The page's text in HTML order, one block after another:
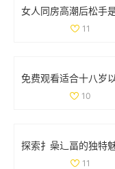
11
10
11